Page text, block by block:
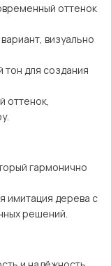
оттенок
визуально
тон для создания
оттенок,
гармонично
имитация дерева с
решений.